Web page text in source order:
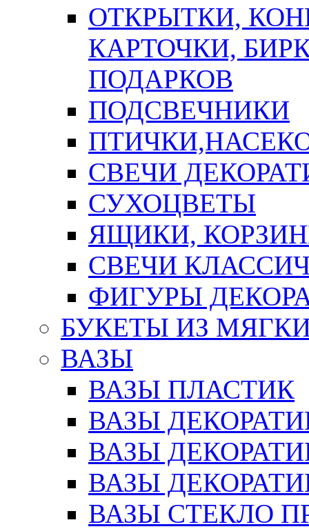
ОТКРЫТКИ,
КАРТОЧКИ,
ПОДАРКОВ
ПОДСВЕЧНИКИ
СВЕЧИ
СУХОЦВЕТЫ
ЯЩИКИ,
СВЕЧИ
ФИГУРЫ
БУКЕТЫ ИЗ
ВАЗЫ
ВАЗЫ ПЛАСТИК
ВАЗЫ
ВАЗЫ
ВАЗЫ
ВАЗЫ СТЕКЛО